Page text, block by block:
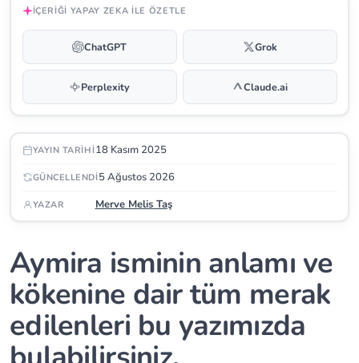
İÇERIĞI YAPAY ZEKA ILE ÖZETLE
ChatGPT Grok
Perplexity Claude.ai
YAYIN TARIHI18 Kasım 2025
GÜNCELLENDI5 Ağustos 2026
YAZAR Merve Melis Taş
Aymira isminin anlamı ve
kökenine dair tüm merak
edilenleri bu yazımızda